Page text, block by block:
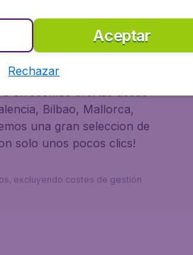
con
ofrecemos ofertas desde
Bilbao, Mallorca,
una gran seleccion de
solo unos pocos clics!
excluyendo costes de gestión
Aceptar
Rechazar